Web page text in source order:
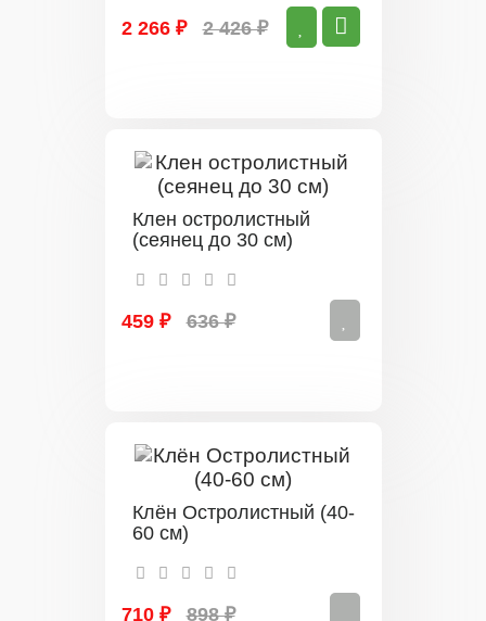
2 266 ₽ 2 426 ₽
Клен остролистный
(сеянец до 30 см)
459 ₽ 636 ₽
Клён Остролистный (40-
60 см)
710 ₽ 898 ₽